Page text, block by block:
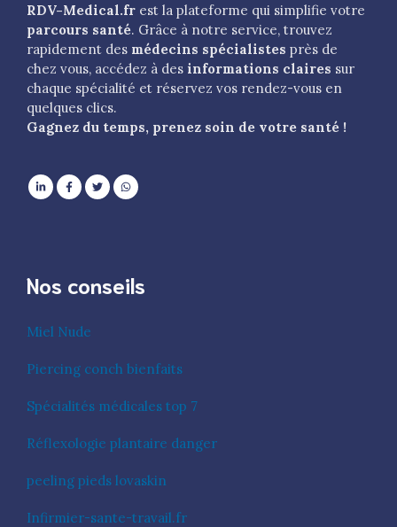
RDV-Medical.fr est la plateforme qui simplifie votre
parcours santé. Grâce à notre service, trouvez
rapidement des médecins spécialistes près de
chez vous, accédez à des informations claires sur
chaque spécialité et réservez vos rendez-vous en
quelques clics.
Gagnez du temps, prenez soin de votre santé !
Nos conseils
Miel Nude
Piercing conch bienfaits
Spécialités médicales top 7
Réflexologie plantaire danger
peeling pieds lovaskin
Infirmier-sante-travail.fr